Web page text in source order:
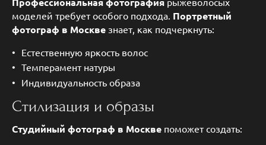
моделей требует особого подхода. Портретный
фотограф в Москве знает, как подчеркнуть:
Естественную яркость волос
Темперамент натуры
Индивидуальность образа
Стилизация и образы
Студийный фотограф в Москве поможет создать: